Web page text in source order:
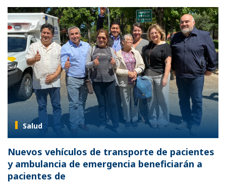
Salud
Nuevos vehículos de transporte de pacientes
y ambulancia de emergencia beneficiarán a
pacientes de